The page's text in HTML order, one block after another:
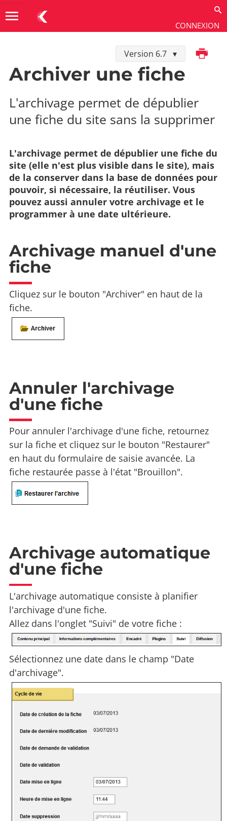
CONNEXION
menu
Version 6.7Imprimer
Gérer les fiches
Archiver une fiche
L'archivage permet de dépublier
une fiche du site sans la supprimer
L'archivage permet de dépublier une fiche du
site (elle n'est plus visible dans le site), mais
de la conserver dans la base de données pour
pouvoir, si nécessaire, la réutiliser. Vous
pouvez aussi annuler votre archivage et le
programmer à une date ultérieure.
Archivage manuel d'une
fiche
Cliquez sur le bouton "Archiver" en haut de la
fiche.
Annuler l'archivage
d'une fiche
Pour annuler l'archivage d'une fiche, retournez
sur la fiche et cliquez sur le bouton "Restaurer"
en haut du formulaire de saisie avancée. La
fiche restaurée passe à l'état "Brouillon".
Archivage automatique
d'une fiche
L'archivage automatique consiste à planifier
l'archivage d'une fiche.
Allez dans l'onglet "Suivi" de votre fiche :
Sélectionnez une date dans le champ "Date
d'archivage".